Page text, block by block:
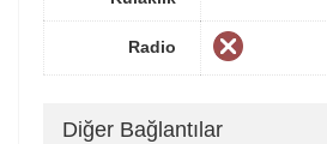
Radio
Diğer Bağlantılar